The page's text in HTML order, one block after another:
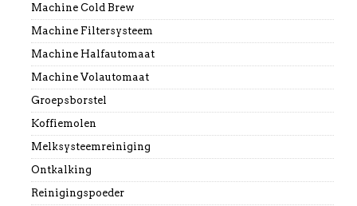
Machine Cold Brew
Machine Filtersysteem
Machine Halfautomaat
Machine Volautomaat
Groepsborstel
Koffiemolen
Melksysteemreiniging
Ontkalking
Reinigingspoeder